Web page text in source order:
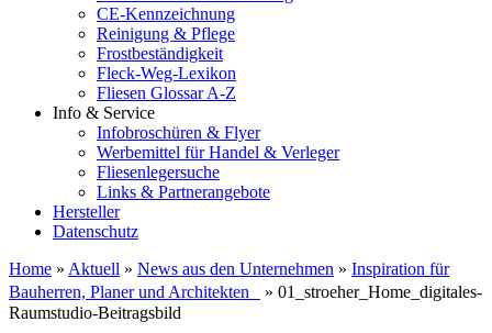
CE-Kennzeichnung
Reinigung & Pflege
Frostbeständigkeit
Fleck-Weg-Lexikon
Fliesen Glossar A-Z
Info & Service
Infobroschüren & Flyer
Werbemittel für Handel & Verleger
Fliesenlegersuche
Links & Partnerangebote
Hersteller
Datenschutz
Home » Aktuell » News aus den Unternehmen » Inspiration für
Bauherren, Planer und Architekten
» 01_stroeher_Home_digitales-
Raumstudio-Beitragsbild